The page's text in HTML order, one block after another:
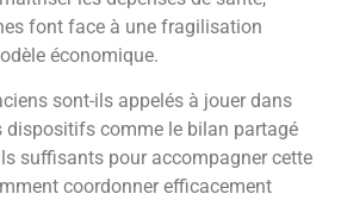
font face à une fragilisation
économique.
sont-ils appelés à jouer dans
dispositifs comme le bilan partagé
suffisants pour accompagner cette
coordonner efficacement